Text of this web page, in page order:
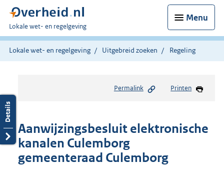
Menu
U
bent
hier:
Lokale wet- en regelgeving
Lokale wet- en regelgeving Uitgebreid zoeken Regeling
Permalink Printen
Aanwijzingsbesluit elektronische
kanalen Culemborg
gemeenteraad Culemborg